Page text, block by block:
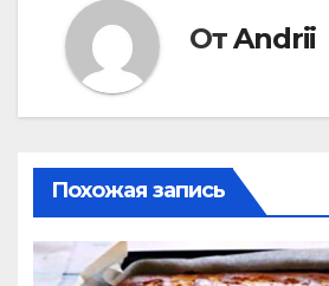
ОтAndrii
Похожая запись